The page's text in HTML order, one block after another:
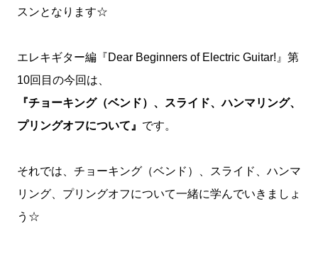
スンとなります☆
エレキギター編『Dear Beginners of Electric Guitar!』第
10回目の今回は、
『チョーキング（ベンド）、スライド、ハンマリング、
プリングオフについて』 です。
それでは、チョーキング（ベンド）、スライド、ハンマ
リング、プリングオフについて一緒に学んでいきましょ
う☆